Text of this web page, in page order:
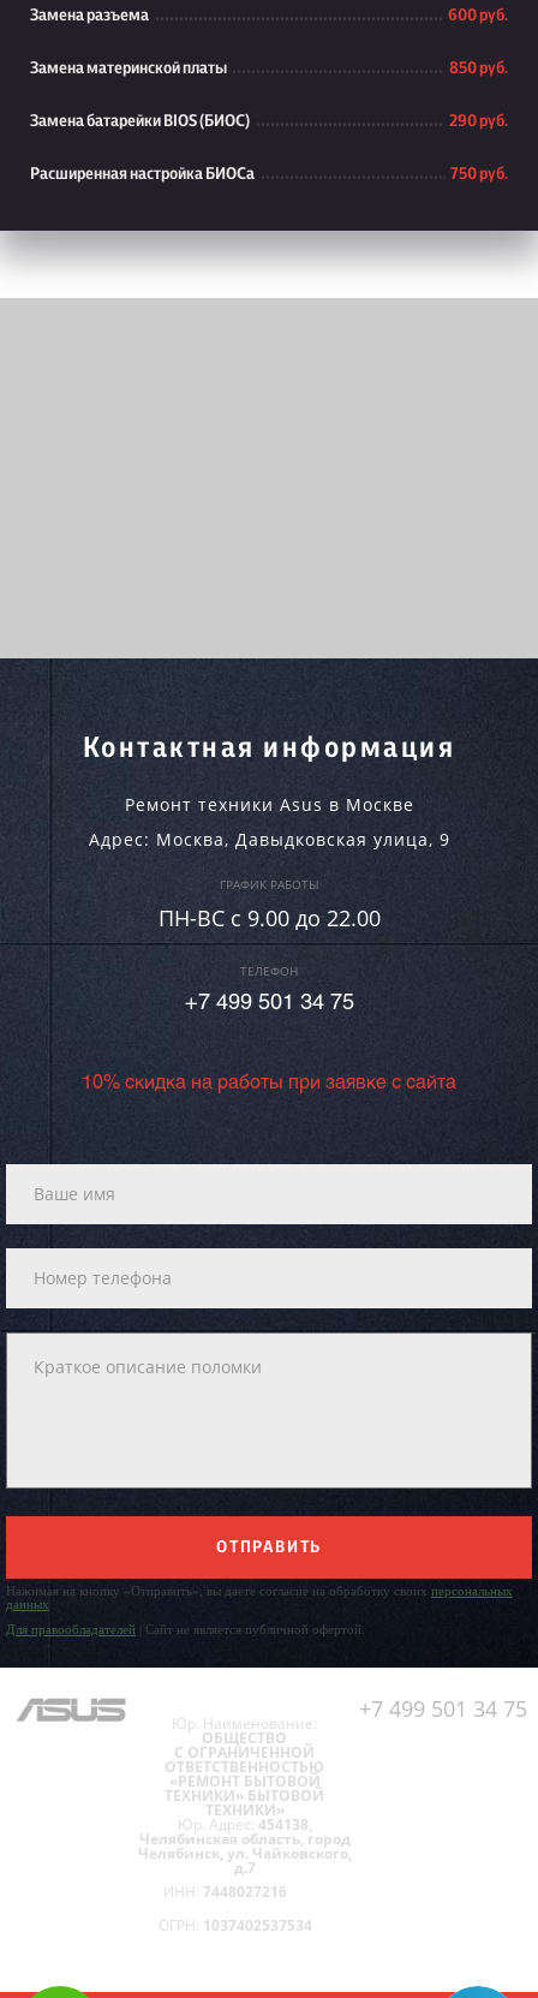
Замена разъема 600 руб.
Замена материнской платы 850 руб.
Замена батарейки BIOS (БИОС) 290 руб.
Расширенная настройка БИОСа 750 руб.
Контактная информация
Ремонт техники Asus в Москве
Адрес: Москва, Давыдковская улица, 9
ГРАФИК РАБОТЫ
ПН-ВC c 9.00 до 22.00
ТЕЛЕФОН
+7 499 501 34 75
10% скидка на работы при заявке с сайта
ОТПРАВИТЬ
Нажимая на кнопку «Отправить», вы даете согласие на обработку своих персональных
данных
Для правообладателей | Сайт не является публичной офертой.
+7 499 501 34 75
Юр. Наименование:
ОБЩЕСТВО
С ОГРАНИЧЕННОЙ
ОТВЕТСТВЕННОСТЬЮ
«РЕМОНТ БЫТОВОЙ
ТЕХНИКИ» БЫТОВОЙ
ТЕХНИКИ»
Юр. Адрес: 454138,
Челябинская область, город
Челябинск, ул. Чайковского,
д.7
ИНН: 7448027216
ОГРН: 1037402537534